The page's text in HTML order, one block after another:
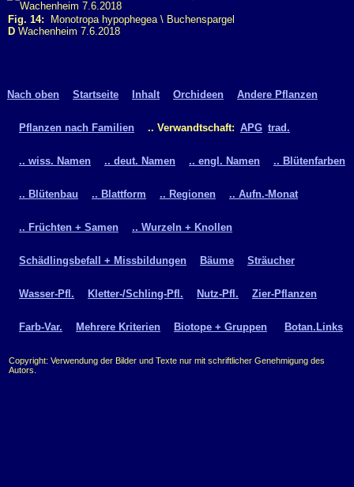
Fig. 14: Monotropa hypophegea \ Buchenspargel
D Wachenheim 7.6.2018
Nach oben Startseite Inhalt Orchideen Andere Pflanzen
Pflanzen nach Familien .. Verwandtschaft: APG trad.
.. wiss. Namen .. deut. Namen .. engl. Namen .. Blütenfarben
.. Blütenbau .. Blattform .. Regionen .. Aufn.-Monat
.. Früchten + Samen .. Wurzeln + Knollen
Schädlingsbefall + Missbildungen Bäume Sträucher
Wasser-Pfl. Kletter-/Schling-Pfl. Nutz-Pfl. Zier-Pflanzen
Farb-Var. Mehrere Kriterien Biotope + Gruppen Botan.Links
Copyright: Verwendung der Bilder und Texte nur mit schriftlicher Genehmigung des
Autors.